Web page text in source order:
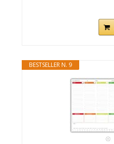
BESTSELLER N. 9